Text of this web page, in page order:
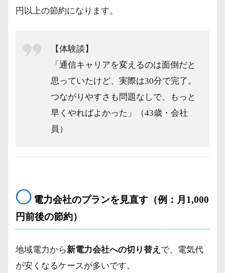
円以上の節約になります。
【体験談】
「通信キャリアを変えるのは面倒だと
思っていたけど、実際は30分で完了。
つながりやすさも問題なしで、もっと
早くやればよかった」（43歳・会社
員）
◯電力会社のプランを見直す（例：月1,000
円前後の節約）
地域電力から新電力会社への切り替え で、電気代
が安くなるケースが多いです。